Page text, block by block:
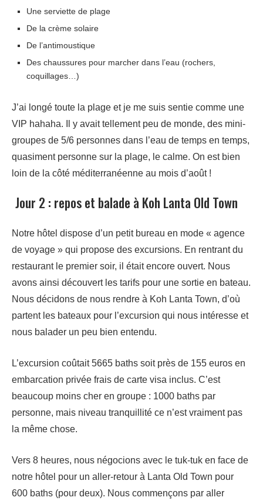
Une serviette de plage
De la crème solaire
De l’antimoustique
Des chaussures pour marcher dans l’eau (rochers,
coquillages…)
J’ai longé toute la plage et je me suis sentie comme une
VIP hahaha. Il y avait tellement peu de monde, des mini-
groupes de 5/6 personnes dans l’eau de temps en temps,
quasiment personne sur la plage, le calme. On est bien
loin de la côté méditerranéenne au mois d’août !
Jour 2 : repos et balade à Koh Lanta Old Town
Notre hôtel dispose d’un petit bureau en mode « agence
de voyage » qui propose des excursions. En rentrant du
restaurant le premier soir, il était encore ouvert. Nous
avons ainsi découvert les tarifs pour une sortie en bateau.
Nous décidons de nous rendre à Koh Lanta Town, d’où
partent les bateaux pour l’excursion qui nous intéresse et
nous balader un peu bien entendu.
L’excursion coûtait 5665 baths soit près de 155 euros en
embarcation privée frais de carte visa inclus. C’est
beaucoup moins cher en groupe : 1000 baths par
personne, mais niveau tranquillité ce n’est vraiment pas
la même chose.
Vers 8 heures, nous négocions avec le tuk-tuk en face de
notre hôtel pour un aller-retour à Lanta Old Town pour
600 baths (pour deux). Nous commençons par aller